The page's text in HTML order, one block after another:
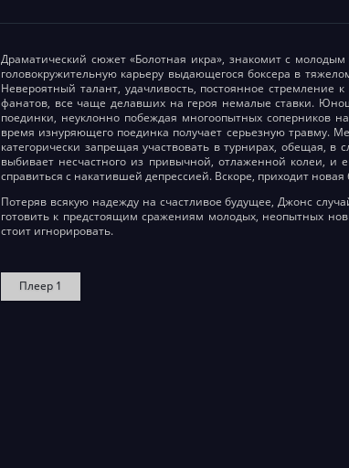
Драматический сюжет «Болотная икра», знакомит с
головокружительную карьеру выдающегося боксера в
Невероятный талант, удачливость, постоянное стремление
фанатов, все чаще делавших на героя немалые ставки.
поединки, неуклонно побеждая многоопытных соперников
время изнуряющего поединка получает серьезную травму.
категорически запрещая участвовать в турнирах, обещая,
выбивает несчастного из привычной, отлаженной колеи, и
справиться с накатившей депрессией. Вскоре, приходит
Потеряв всякую надежду на счастливое будущее, Джонс
готовить к предстоящим сражениям молодых, неопытных
стоит игнорировать.
Плеер 1